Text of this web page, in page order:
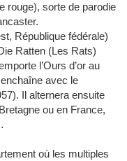
rouge), sorte de parodie
République fédérale)
Ratten (Les Rats)
l’Ours d’or au
avec le
Il alternera ensuite
ou en France,
où les multiples